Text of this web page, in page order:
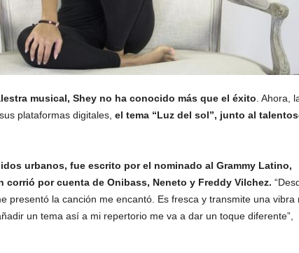
musical, Shey no ha conocido más que el éxito . Ahora,
plataformas digitales, el tema “Luz del sol”, junto al
urbanos, fue escrito por el nominado al Grammy Latino,
corrió por cuenta de Onibass, Neneto y Freddy Vilchez.
presentó la canción me encantó. Es fresca y transmite una vibra
un tema así a mi repertorio me va a dar un toque diferente”,